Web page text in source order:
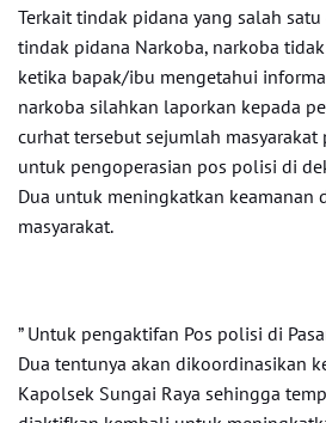
Terkait tindak pidana yang salah
tindak pidana Narkoba, narkoba
ketika bapak/ibu mengetahui
narkoba silahkan laporkan kepada
curhat tersebut sejumlah
untuk pengoperasian pos polisi di
Dua untuk meningkatkan keamanan
masyarakat.
” Untuk pengaktifan Pos polisi di
Dua tentunya akan dikoordinasikan
Kapolsek Sungai Raya sehingga